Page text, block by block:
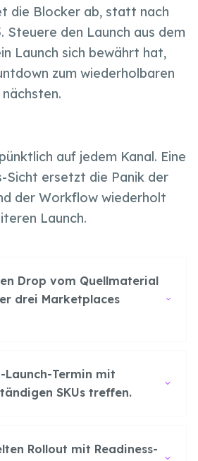
die Blocker ab, statt nach
Steuere den Launch aus dem
Launch sich bewährt hat,
zum wiederholbaren
auf jedem Kanal. Eine
Sicht ersetzt die Panik der
der Workflow wiederholt
Launch.
Drop vom Quellmaterial
drei Marketplaces
Launch-Termin mit
SKUs treffen.
Rollout mit Readiness-